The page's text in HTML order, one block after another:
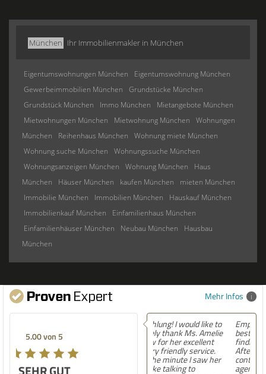
München Ihr Immobilienmakler in München
Eigentumswohnungen München
Eigentumswohnung München
Gewerbeimmobilien München
Grundstücke München
Grundstück München
Immo München
Mietangebote München
Mietwohnungen München
Mietwohnung München
Wohnungen
München
Reihenhaus München
Wohnung miete München
Wohnung suche München
Wohnungssuche München
Wohnungsanzeigen München
Wohnung München
Haus
München
Häuser München kaufen München
mieten München
Immobilie München
Immobilien München
Hauskauf München
Immobilienkauf München
Einfamilienhaus München
Einfamilienhäuser München
Neubau München
Hausbau
München
Mehr Infos
5.00 von 5
Empfehlung! Easily the
best experience Iâ€™ve had
finding a home in Germany.
After moving here,
contacting countless
agencies, and now settling